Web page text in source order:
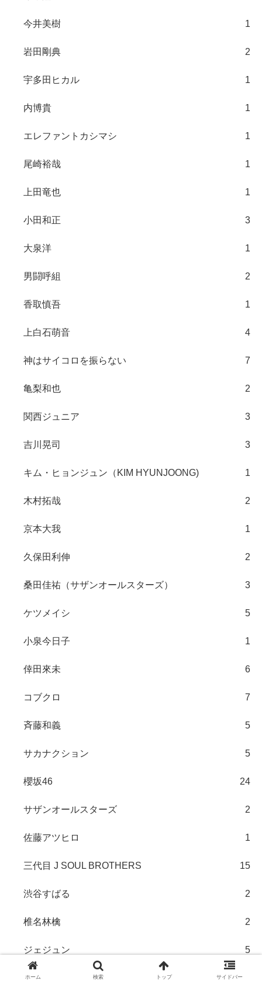
今井美樹 1
岩田剛典 2
宇多田ヒカル 1
内博貴 1
エレファントカシマシ 1
尾崎裕哉 1
上田竜也 1
小田和正 3
大泉洋 1
男闘呼組 2
香取慎吾 1
上白石萌音 4
神はサイコロを振らない 7
亀梨和也 2
関西ジュニア 3
吉川晃司 3
キム・ヒョンジュン（KIM HYUNJOONG) 1
木村拓哉 2
京本大我 1
久保田利伸 2
桑田佳祐（サザンオールスターズ） 3
ケツメイシ 5
小泉今日子 1
倖田來未 6
コブクロ 7
斉藤和義 5
サカナクション 5
櫻坂46 24
サザンオールスターズ 2
佐藤アツヒロ 1
三代目 J SOUL BROTHERS 15
渋谷すばる 2
椎名林檎 2
ジェジュン 5
ジャニーズ
ホーム 検索 トップ サイドバー